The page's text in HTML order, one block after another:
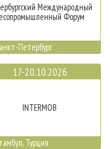
Международный
Форум
Петербург
17-20.10.2026
INTERMOB
Турция